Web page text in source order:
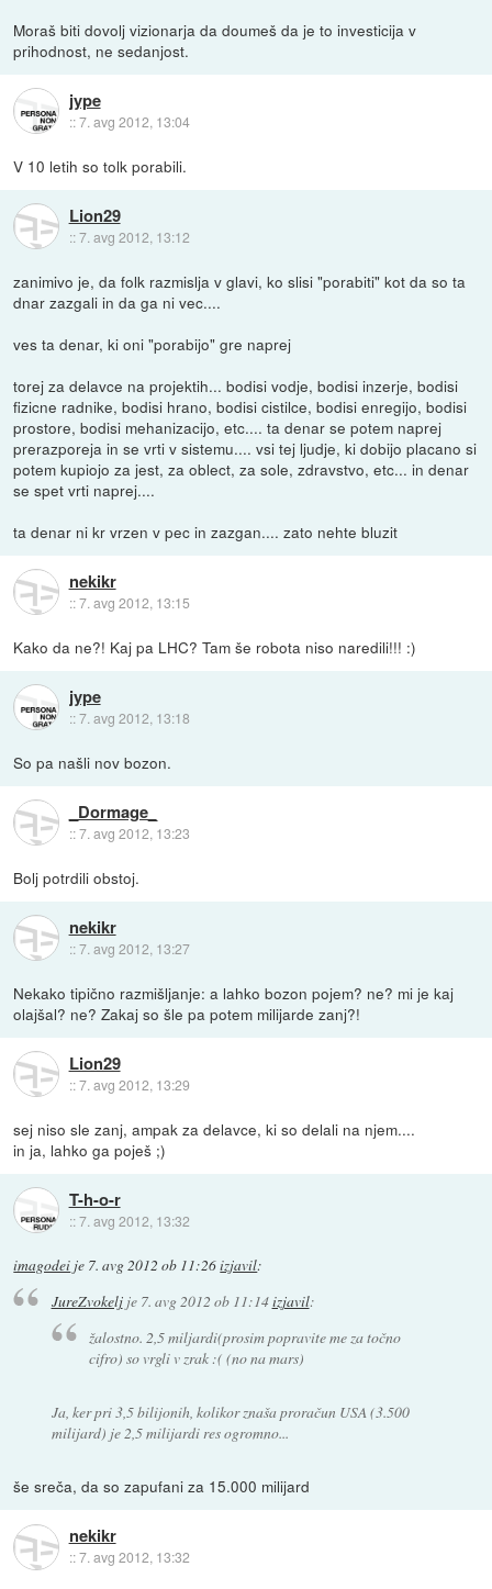
Moraš biti dovolj vizionarja da doumeš da je to investicija v
prihodnost, ne sedanjost.
jype
::7. avg 2012, 13:04
V 10 letih so tolk porabili.
Lion29
::7. avg 2012, 13:12
zanimivo je, da folk razmislja v glavi, ko slisi "porabiti" kot da so ta
dnar zazgali in da ga ni vec....
ves ta denar, ki oni "porabijo" gre naprej
torej za delavce na projektih... bodisi vodje, bodisi inzerje, bodisi
fizicne radnike, bodisi hrano, bodisi cistilce, bodisi enregijo, bodisi
prostore, bodisi mehanizacijo, etc.... ta denar se potem naprej
prerazporeja in se vrti v sistemu.... vsi tej ljudje, ki dobijo placano si
potem kupiojo za jest, za oblect, za sole, zdravstvo, etc... in denar
se spet vrti naprej....
ta denar ni kr vrzen v pec in zazgan.... zato nehte bluzit
nekikr
::7. avg 2012, 13:15
Kako da ne?! Kaj pa LHC? Tam še robota niso naredili!!! :)
jype
::7. avg 2012, 13:18
So pa našli nov bozon.
_Dormage_
::7. avg 2012, 13:23
Bolj potrdili obstoj.
nekikr
::7. avg 2012, 13:27
Nekako tipično razmišljanje: a lahko bozon pojem? ne? mi je kaj
olajšal? ne? Zakaj so šle pa potem milijarde zanj?!
Lion29
::7. avg 2012, 13:29
sej niso sle zanj, ampak za delavce, ki so delali na njem....
in ja, lahko ga poješ ;)
T-h-o-r
::7. avg 2012, 13:32
imagodei je 7. avg 2012 ob 11:26izjavil:
JureZvokeljje 7. avg 2012 ob 11:14izjavil:
žalostno. 2,5 miljardi(prosim popravite me za točno
cifro) so vrgli v zrak :( (no na mars)
Ja, ker pri 3,5 bilijonih, kolikor znaša proračun USA (3.500
milijard) je 2,5 milijardi res ogromno...
še sreča, da so zapufani za 15.000 milijard
nekikr
::7. avg 2012, 13:32